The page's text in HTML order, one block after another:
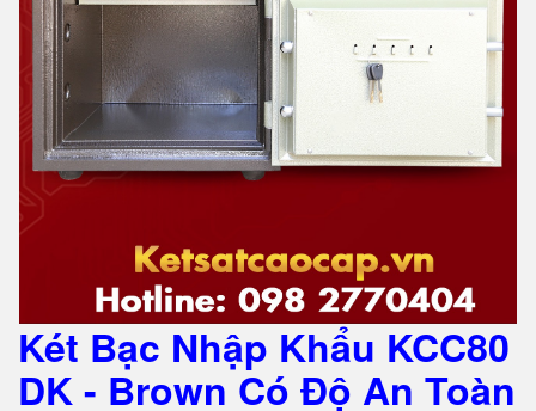
Két Bạc Nhập Khẩu KCC80
DK - Brown Có Độ An Toàn